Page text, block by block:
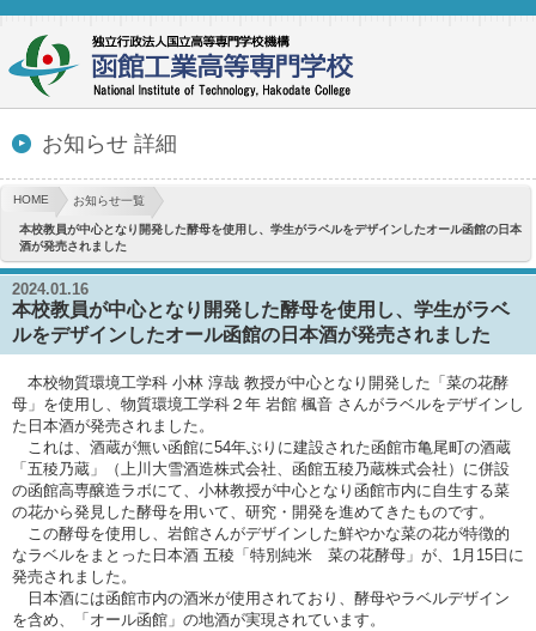
お知らせ 詳細
HOME お知らせ一覧
本校教員が中心となり開発した酵母を使用し、学生がラベルをデザインしたオール函館の日本
酒が発売されました
2024.01.16
本校教員が中心となり開発した酵母を使用し、学生がラベ
ルをデザインしたオール函館の日本酒が発売されました
本校物質環境工学科 小林 淳哉 教授が中心となり開発した「菜の花酵
母」を使用し、物質環境工学科２年 岩館 楓音 さんがラベルをデザインし
た日本酒が発売されました。
これは、酒蔵が無い函館に54年ぶりに建設された函館市亀尾町の酒蔵
「五稜乃蔵」（上川大雪酒造株式会社、函館五稜乃蔵株式会社）に併設
の函館高専醸造ラボにて、小林教授が中心となり函館市内に自生する菜
の花から発見した酵母を用いて、研究・開発を進めてきたものです。
この酵母を使用し、岩館さんがデザインした鮮やかな菜の花が特徴的
なラベルをまとった日本酒 五稜「特別純米 菜の花酵母」が、1月15日に
発売されました。
日本酒には函館市内の酒米が使用されており、酵母やラベルデザイン
を含め、「オール函館」の地酒が実現されています。